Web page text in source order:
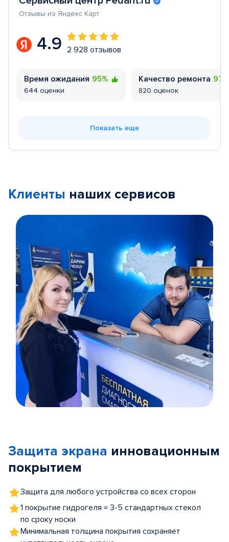
Отзывы из Яндекс Карт
4.9 2 928 отзывов
Время ожидания 95%
644 оценки
Качество ремонта
820 оценок
Показать еще
Клиенты наших сервисов
5
Защита экрана инновационным
покрытием
Защита для любого устройства со всех сторон
1 покрытие гидрогеля = 3-5 стандартных стекол
по сроку носки
Минимальная толщина покрытия сохраняет